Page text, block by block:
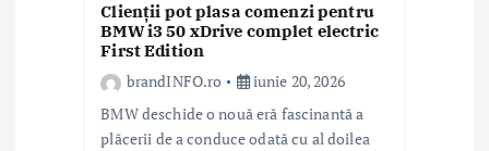
Clienții pot plasa comenzi pentru
BMW i3 50 xDrive complet electric
First Edition
brandINFO.ro
iunie 20, 2026
BMW deschide o nouă eră fascinantă a
plăcerii de a conduce odată cu al doilea